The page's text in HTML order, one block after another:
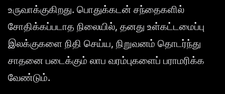
உருவாக்குகிறது. பொதுக்கடன் சந்தைகளில்
சோதிக்கப்படாத நிலையில், தனது உள்கட்டமைப்பு
இலக்குகளை நிதி செய்ய, நிறுவனம் தொடர்ந்து
சாதனை படைக்கும் லாப வரம்புகளைப் பராமரிக்க
வேண்டும்.